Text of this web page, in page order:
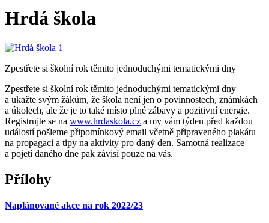
Hrdá škola
Zpestřete si školní rok těmito jednoduchými tematickými dny
Zpestřete si školní rok těmito jednoduchými tematickými dny
a ukažte svým žákům, že škola není jen o povinnostech, známkách
a úkolech, ale že je to také místo plné zábavy a pozitivní energie.
Registrujte se na www.hrdaskola.cz a my vám týden před každou
událostí pošleme připomínkový email včetně připraveného plakátu
na propagaci a tipy na aktivity pro daný den. Samotná realizace
a pojetí daného dne pak závisí pouze na vás.
Přílohy
Naplánované akce na rok 2022/23